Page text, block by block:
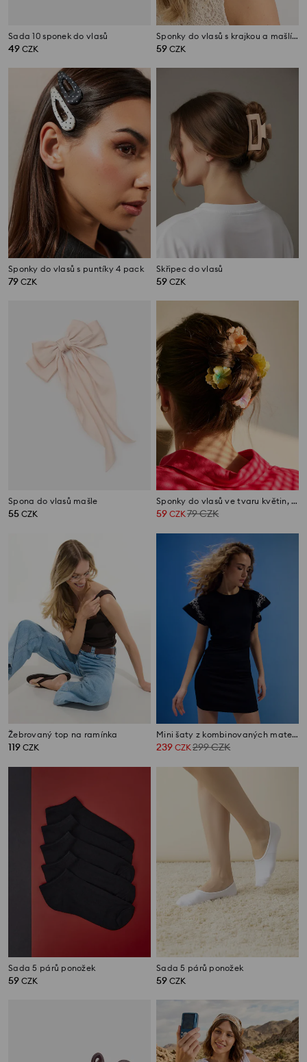
Sada 10 sponek do vlasů
49 CZK
Sponky do vlasů s krajkou a mašlí 2 pack
59 CZK
Sponky do vlasů s puntíky 4 pack
79 CZK
Skřipec do vlasů
59 CZK
Spona do vlasů mašle
55 CZK
Sponky do vlasů ve tvaru květin, 4 balení
59 CZK79CZK
Žebrovaný top na ramínka
119 CZK
Mini šaty z kombinovaných materiálů s výšivkou na rukávu
239 CZK299CZK
Sada 5 párů ponožek
59 CZK
Sada 5 párů ponožek
59 CZK